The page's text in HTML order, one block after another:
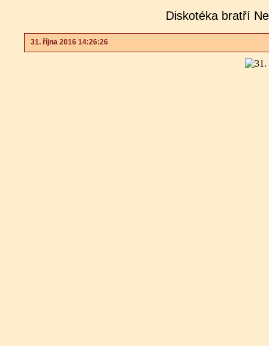
Diskotéka bratří
31. října 2016 14:26:26